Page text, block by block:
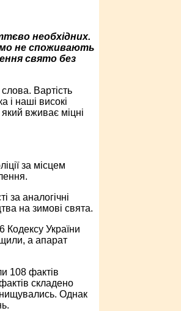
необхідних.
не споживають
свято без
Вартість
і наші високі
вживає міцні
за місцем
за аналогічні
на зимові свята.
Кодексу України
а апарат
108 фактів
складено
Однак